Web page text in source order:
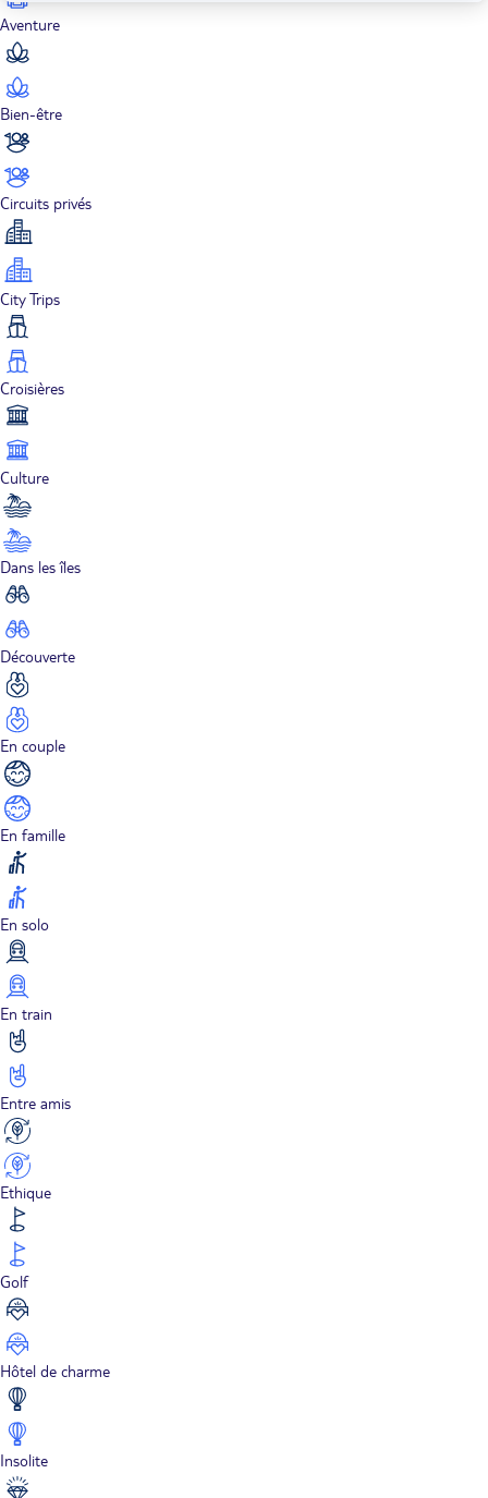
Aventure
Bien-être
Circuits privés
City Trips
Croisières
Culture
Dans les îles
Découverte
En couple
En famille
En solo
En train
Entre amis
Ethique
Golf
Hôtel de charme
Insolite